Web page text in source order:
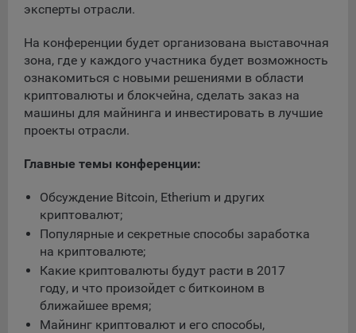
настройках браузера пользователя (включено
JavaScript).
На сайтах обрабатываются следующие типы файлов
cookie:
Общество может использовать файлы cookie для
рекламирования услуг пользователям сайта
«bankibel.by» на сторонних веб-сайтах. Например, если
пользователь посетит указанный сайт, то в дальнейшем
может встретить рекламу Общества на некоторых
сторонних веб-сайтах.
Иногда Общество использует сторонние файлы cookie
для отслеживания эффективности своих рекламных
объявлений. Такие файлы cookie, например, запоминают,
с помощью каких браузеров пользователи посещают
сайты Общества. С помощью данной процедуры
Общество также регулирует и оценивает эффективность
рекламной деятельности.
эксперты отрасли.
На конференции будет организована выставочная
зона, где у каждого участника будет возможность
ознакомиться с новыми решениями в области
криптовалюты и блокчейна, сделать заказ на
машины для майнинга и инвестировать в лучшие
проекты отрасли.
Главные темы конференции:
Обсуждение Bitcoin, Etherium и других
криптовалют;
Популярные и секретные способы заработка
на криптовалюте;
Какие криптовалюты будут расти в 2017
году, и что произойдет с биткоином в
ближайшее время;
Майнинг криптовалют и его способы,